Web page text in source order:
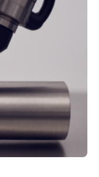
kann
mehr Kontrolle
ebenfalls neue
die Software
FACHPACK